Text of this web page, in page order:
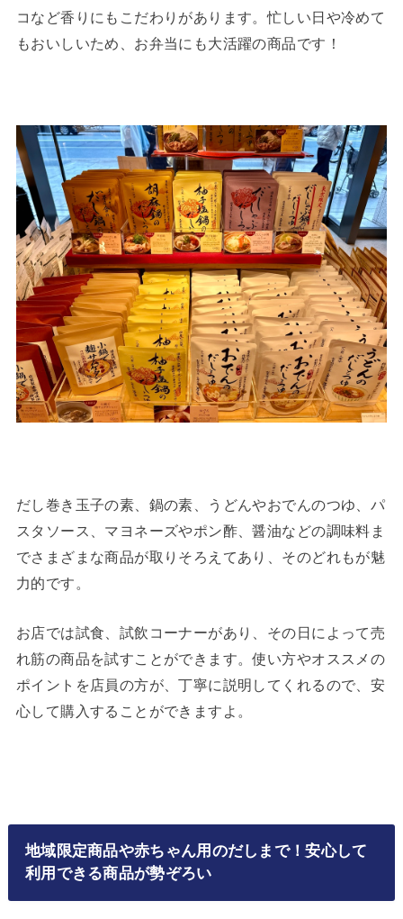
コなど香りにもこだわりがあります。忙しい日や冷めて
もおいしいため、お弁当にも大活躍の商品です！
だし巻き玉子の素、鍋の素、うどんやおでんのつゆ、パ
スタソース、マヨネーズやポン酢、醤油などの調味料ま
でさまざまな商品が取りそろえてあり、そのどれもが魅
力的です。
お店では試食、試飲コーナーがあり、その日によって売
れ筋の商品を試すことができます。使い方やオススメの
ポイントを店員の方が、丁寧に説明してくれるので、安
心して購入することができますよ。 ⁡
地域限定商品や赤ちゃん用のだしまで！安心して
利用できる商品が勢ぞろい